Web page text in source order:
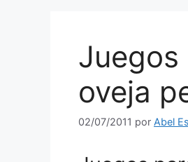
Juegos
oveja
02/07/2011 por Abel